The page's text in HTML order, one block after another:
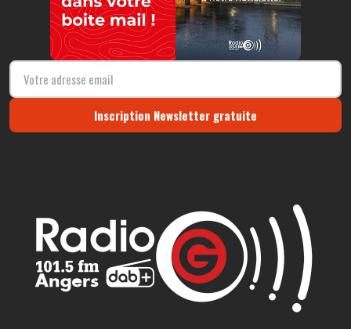
Inscription Newsletter gratuite